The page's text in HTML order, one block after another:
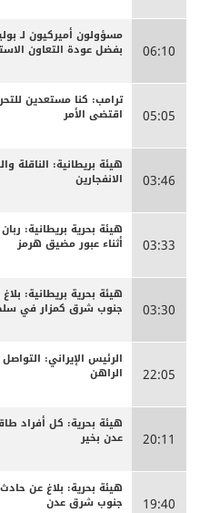
06:10
مسؤولون أميركيون لـ
بفضل عودة التعاون
05:05
ترامب: كنا مستعدين
اقتضى الأمر
03:46
هيئة بريطانية: الناقلة
الانفجارين
03:33
هيئة بحرية بريطانية:
أثناء عبور مضيق هرمز
03:30 جنوب شرق كمزار في
22:05
الرئيس الإيراني:
الراهن
20:11
هيئة بحرية: كل أفراد
عدن بخير
19:40 جنوب شرق عدن